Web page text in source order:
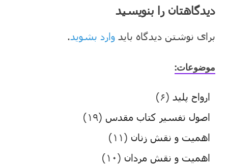
دیدگاهتان را بنویسید
برای نوشتن دیدگاه باید وارد بشوید.
موضوعات:
ارواح پلید (۶)
اصول تفسیر کتاب مقدس (۱۹)
اهمیت و نقش زنان (۱۱)
اهمیت و نقش مردان (۱۰)